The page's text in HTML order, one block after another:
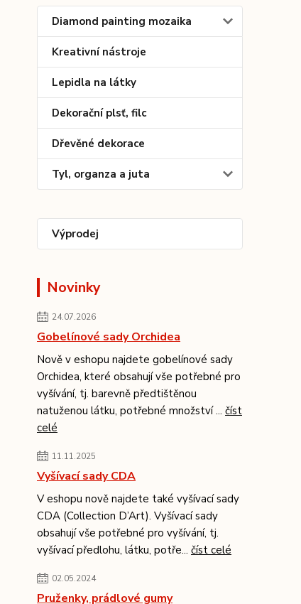
Diamond painting mozaika
Kreativní nástroje
Lepidla na látky
Dekorační plsť, filc
Dřevěné dekorace
Tyl, organza a juta
Výprodej
Novinky
24.07.2026
Gobelínové sady Orchidea
Nově v eshopu najdete gobelínové sady
Orchidea, které obsahují vše potřebné pro
vyšívání, tj. barevně předtištěnou
natuženou látku, potřebné množství ... číst
celé
11.11.2025
Vyšívací sady CDA
V eshopu nově najdete také vyšívací sady
CDA (Collection D’Art). Vyšívací sady
obsahují vše potřebné pro vyšívání, tj.
vyšívací předlohu, látku, potře... číst celé
02.05.2024
Pruženky, prádlové gumy